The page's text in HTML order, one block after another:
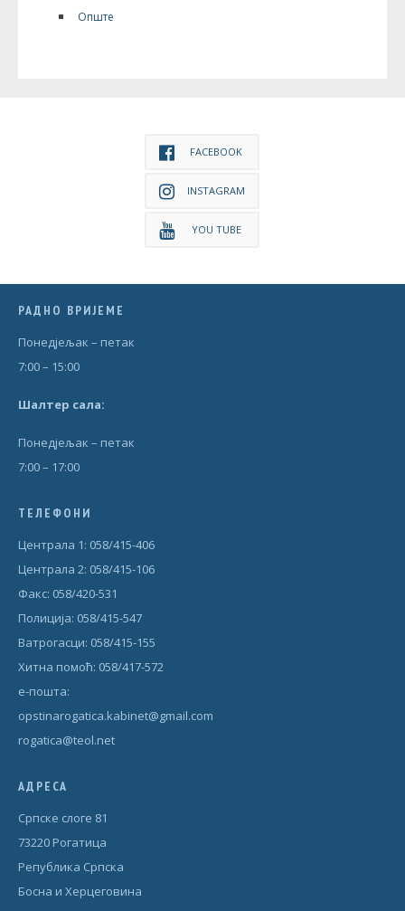
Опште
FACEBOOK
INSTAGRAM
YOU TUBE
РАДНО ВРИЈЕМЕ
Понедjељак – петак
7:00 – 15:00
Шалтер сала:
Понедjељак – петак
7:00 – 17:00
ТЕЛЕФОНИ
Централа 1: 058/415-406
Централа 2: 058/415-106
Факс: 058/420-531
Полиција: 058/415-547
Ватрогасци: 058/415-155
Хитна помоћ: 058/417-572
е-пошта:
opstinarogatica.kabinet@gmail.com
rogatica@teol.net
АДРЕСА
Српске слоге 81
73220 Рогатица
Република Српска
Босна и Херцеговина